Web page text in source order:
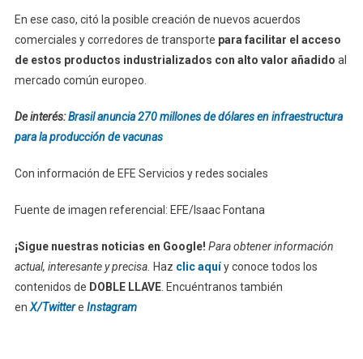
En ese caso, citó la posible creación de nuevos acuerdos
comerciales y corredores de transporte para facilitar el acceso
de estos productos industrializados con alto valor añadido al
mercado común europeo.
De interés:Brasil anuncia 270 millones de dólares en infraestructura
para la producción de vacunas
Con información de EFE Servicios y redes sociales
Fuente de imagen referencial: EFE/Isaac Fontana
¡Sigue nuestras noticias en Google! Para obtener información
actual, interesante y precisa. Haz clic aquíy conoce todos los
contenidos de DOBLE LLAVE. Encuéntranos también
en X/Twittere Instagram